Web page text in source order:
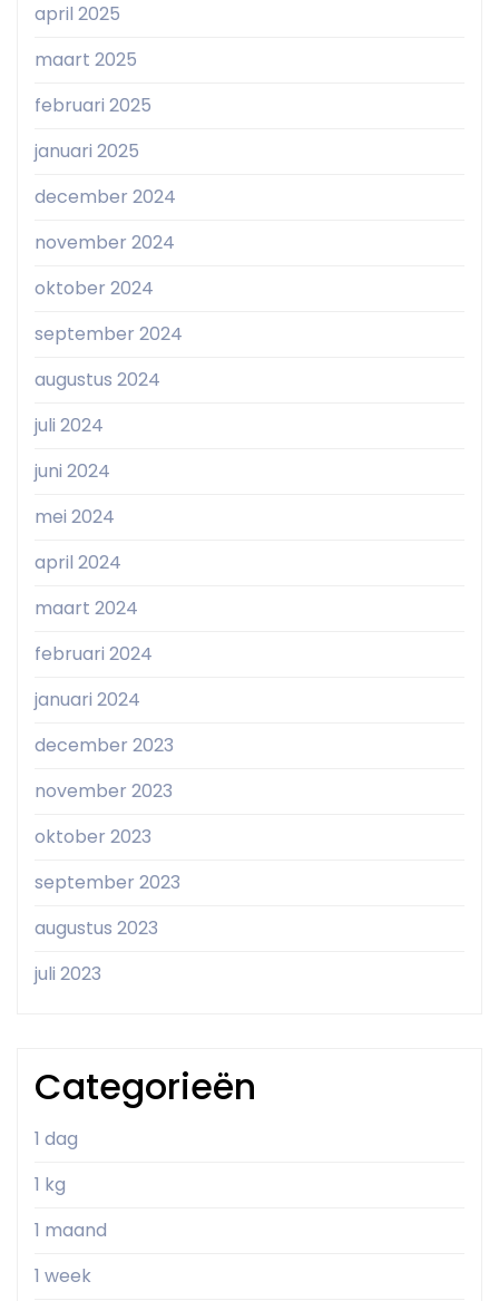
april 2025
maart 2025
februari 2025
januari 2025
december 2024
november 2024
oktober 2024
september 2024
augustus 2024
juli 2024
juni 2024
mei 2024
april 2024
maart 2024
februari 2024
januari 2024
december 2023
november 2023
oktober 2023
september 2023
augustus 2023
juli 2023
Categorieën
1 dag
1 kg
1 maand
1 week